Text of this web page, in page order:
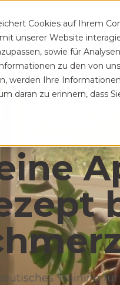
Cookies auf Ihrem
unserer Website
sowie für
zu den von
werden Ihre
daran zu erinnern, dass
Praxis
Training